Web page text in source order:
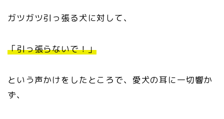
ガツガツ引っ張る犬に対して、
「引っ張らないで！」
という声かけをしたところで、愛犬の耳に一切響か
ず、